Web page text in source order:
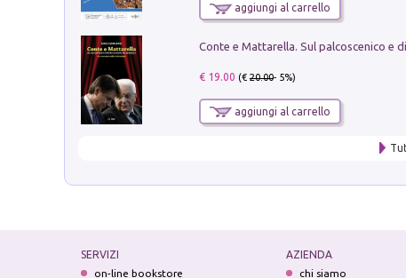
aggiungi al carrello
€ 19.00 (€20.00- 5%)
aggiungi al carrello
SERVIZI
on-line bookstore
AZIENDA
chi siamo